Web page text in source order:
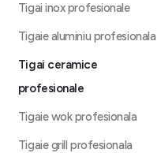
Tigai inox profesionale
Tigaie aluminiu profesionala
Tigai ceramice
profesionale
Tigaie wok profesionala
Tigaie grill profesionala